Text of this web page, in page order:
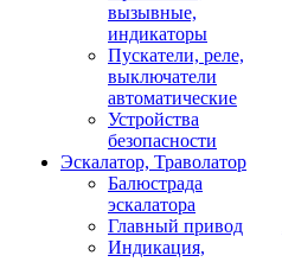
вызывные,
индикаторы
Пускатели, реле,
выключатели
автоматические
Устройства
безопасности
Эскалатор, Траволатор
Балюстрада
эскалатора
Главный привод
Индикация,